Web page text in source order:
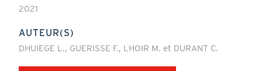
2021
AUTEUR(S)
DHUIEGE L., GUERISSE F., LHOIR M. et DURANT C.